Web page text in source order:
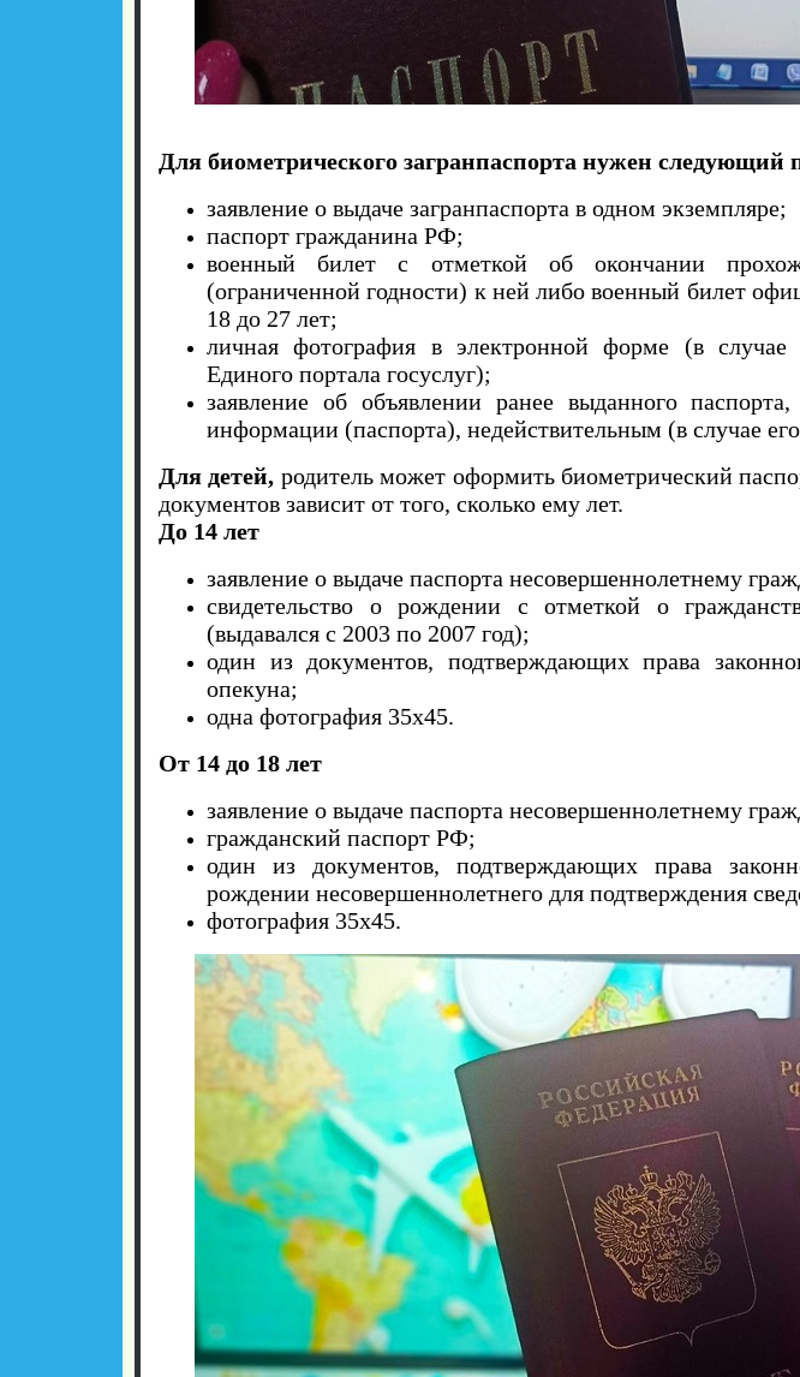
Для биометрического загранпаспорта нужен следующий
заявление о выдаче загранпаспорта в одном экземпляре;
паспорт гражданина РФ;
военный билет с отметкой об окончании
(ограниченной годности) к ней либо военный билет
18 до 27 лет;
личная фотография в электронной форме (в случае
Единого портала госуслуг);
заявление об объявлении ранее выданного
информации (паспорта), недействительным (в случае
Для детей, родитель может оформить биометрический
документов зависит от того, сколько ему лет.
До 14 лет
заявление о выдаче паспорта несовершеннолетнему
свидетельство о рождении с отметкой о
(выдавался с 2003 по 2007 год);
один из документов, подтверждающих права
опекуна;
одна фотография 35х45.
От 14 до 18 лет
заявление о выдаче паспорта несовершеннолетнему
гражданский паспорт РФ;
один из документов, подтверждающих права
рождении несовершеннолетнего для подтверждения
фотография 35х45.